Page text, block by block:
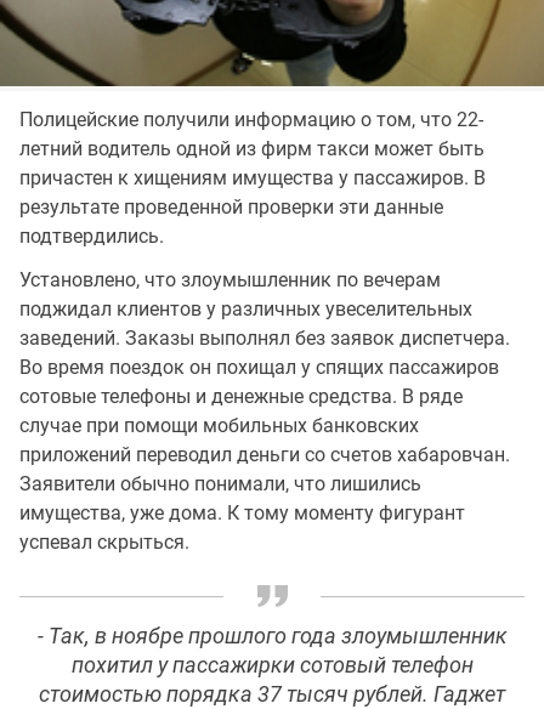
Полицейские получили информацию о том, что 22-
летний водитель одной из фирм такси может быть
причастен к хищениям имущества у пассажиров. В
результате проведенной проверки эти данные
подтвердились.
Установлено, что злоумышленник по вечерам
поджидал клиентов у различных увеселительных
заведений. Заказы выполнял без заявок диспетчера.
Во время поездок он похищал у спящих пассажиров
сотовые телефоны и денежные средства. В ряде
случае при помощи мобильных банковских
приложений переводил деньги со счетов хабаровчан.
Заявители обычно понимали, что лишились
имущества, уже дома. К тому моменту фигурант
успевал скрыться.
- Так, в ноябре прошлого года злоумышленник
похитил у пассажирки сотовый телефон
стоимостью порядка 37 тысяч рублей. Гаджет